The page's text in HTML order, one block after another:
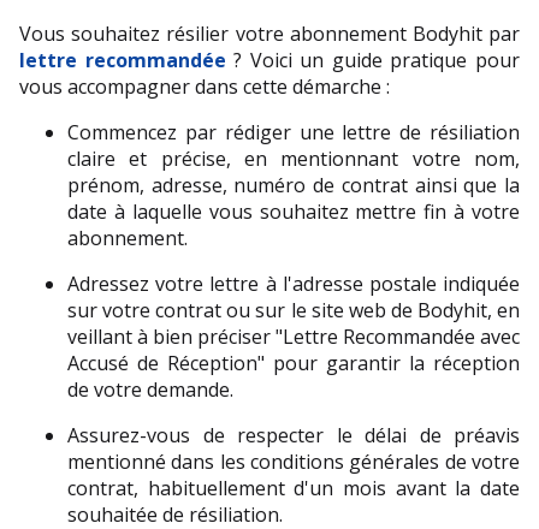
lettre recommandée ? Voici un guide pratique pour
vous accompagner dans cette démarche :
Commencez par rédiger une lettre de résiliation
claire et précise, en mentionnant votre nom,
prénom, adresse, numéro de contrat ainsi que la
date à laquelle vous souhaitez mettre fin à votre
abonnement.
Adressez votre lettre à l'adresse postale indiquée
sur votre contrat ou sur le site web de Bodyhit, en
veillant à bien préciser "Lettre Recommandée avec
Accusé de Réception" pour garantir la réception
de votre demande.
Assurez-vous de respecter le délai de préavis
mentionné dans les conditions générales de votre
contrat, habituellement d'un mois avant la date
souhaitée de résiliation.